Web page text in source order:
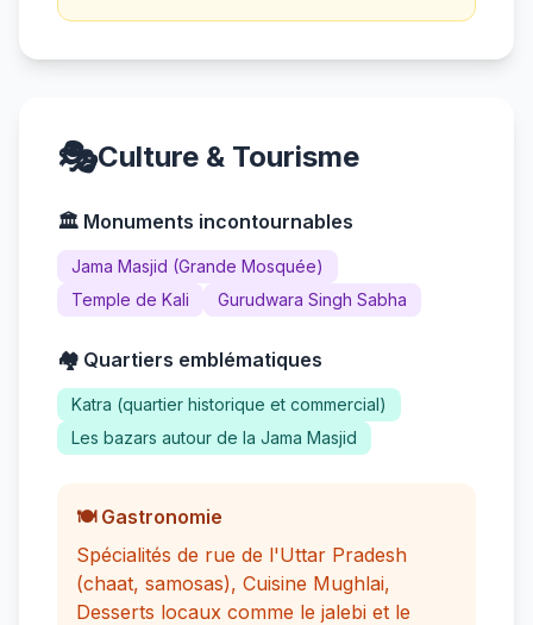
🎭Culture & Tourisme
🏛️ Monuments incontournables
Jama Masjid (Grande Mosquée)
Temple de Kali
Gurudwara Singh Sabha
🏘️ Quartiers emblématiques
Katra (quartier historique et commercial)
Les bazars autour de la Jama Masjid
🍽️ Gastronomie
Spécialités de rue de l'Uttar Pradesh
(chaat, samosas), Cuisine Mughlai,
Desserts locaux comme le jalebi et le